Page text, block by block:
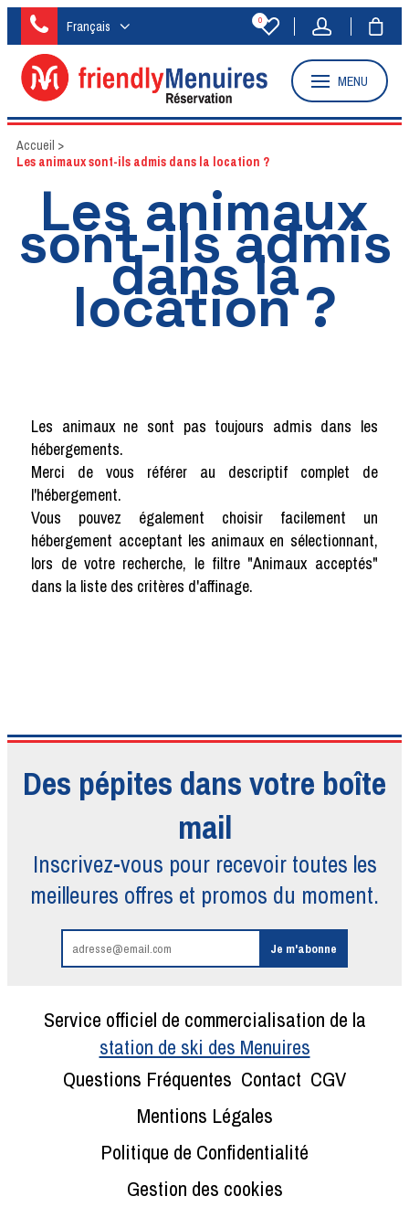
Français 0
MENU
Accueil >
Les animaux sont-ils admis dans la location ?
Les animaux
sont-ils admis
dans la
location ?
Les animaux ne sont pas toujours admis dans les
hébergements.
Merci de vous référer au descriptif complet de
l'hébergement.
Vous pouvez également choisir facilement un
hébergement acceptant les animaux en sélectionnant,
lors de votre recherche, le filtre "Animaux acceptés"
dans la liste des critères d'affinage.
Des pépites dans votre boîte
mail
Inscrivez-vous pour recevoir toutes les
meilleures offres et promos du moment.
Service officiel de commercialisation de la
station de ski des Menuires
Questions Fréquentes Contact CGV
Mentions Légales
Politique de Confidentialité
Gestion des cookies